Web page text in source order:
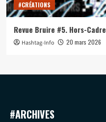
#CRÉATIONS
Revue Bruire #5. Hors-
Hashtag-Info 20 mars 2026
#ARCHIVES